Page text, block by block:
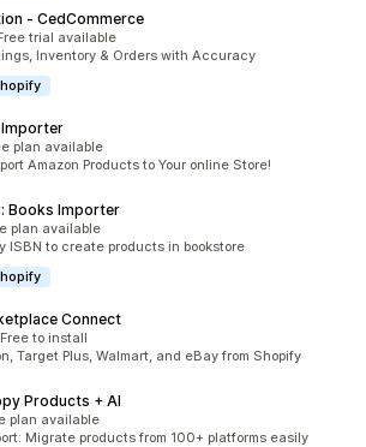
‑ CedCommerce
trial available
Inventory & Orders with Accuracy
Importer
plan available
Amazon Products to Your online Store!
Books Importer
plan available
ISBN to create products in bookstore
Connect
Free to install
Target Plus, Walmart, and eBay from Shopify
Products + AI
plan available
Migrate products from 100+ platforms easily